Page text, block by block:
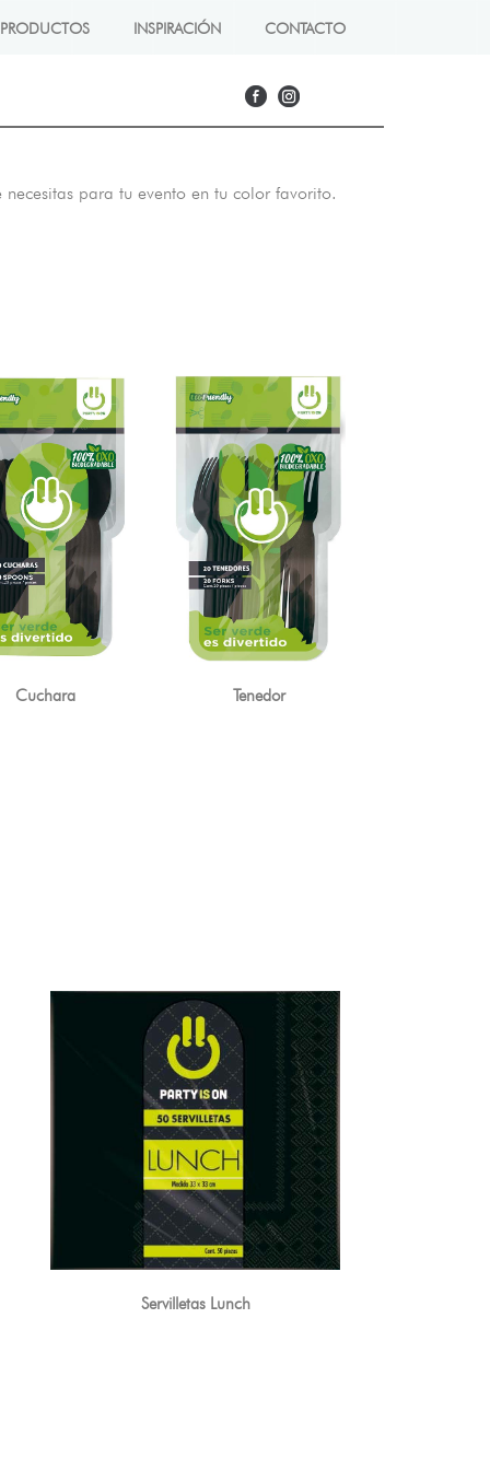
PRODUCTOS INSPIRACIÓN CONTACTO
para tu evento en tu color favorito.
Cuchara Tenedor
Servilletas Lunch